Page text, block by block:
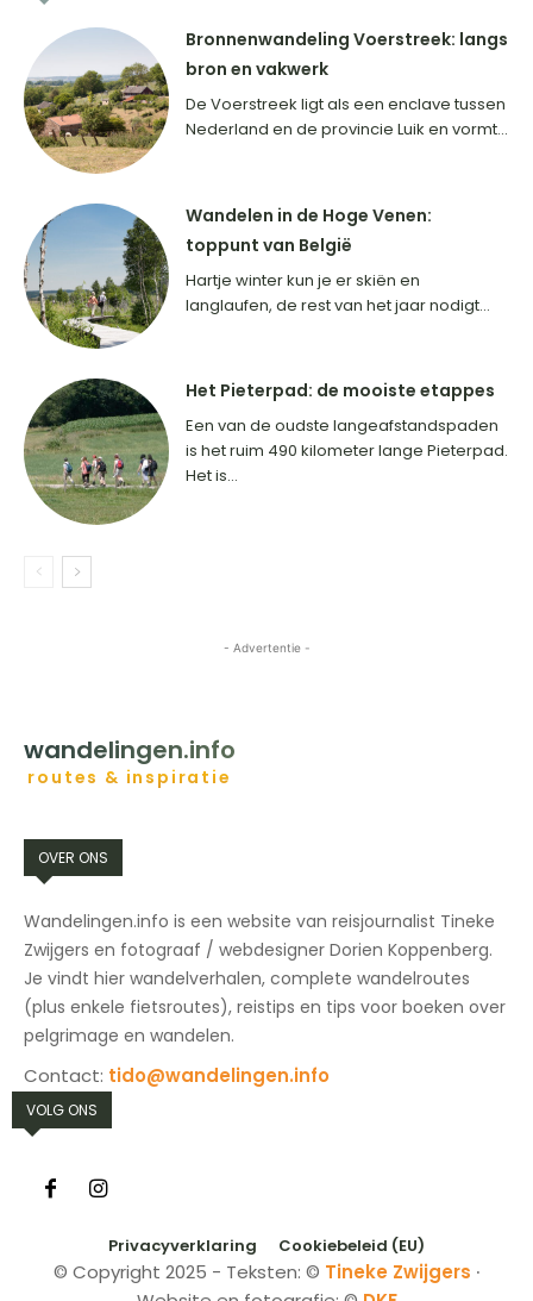
Bronnenwandeling Voerstreek: langs
bron en vakwerk
De Voerstreek ligt als een enclave tussen
Nederland en de provincie Luik en vormt...
Wandelen in de Hoge Venen:
toppunt van België
Hartje winter kun je er skiën en
langlaufen, de rest van het jaar nodigt...
Het Pieterpad: de mooiste etappes
Een van de oudste langeafstandspaden
is het ruim 490 kilometer lange Pieterpad.
Het is...
- Advertentie -
wandelingen.info
routes & inspiratie
OVER ONS
Wandelingen.info is een website van reisjournalist Tineke
Zwijgers en fotograaf / webdesigner Dorien Koppenberg.
Je vindt hier wandelverhalen, complete wandelroutes
(plus enkele fietsroutes), reistips en tips voor boeken over
pelgrimage en wandelen.
Contact: tido@wandelingen.info
VOLG ONS
Privacyverklaring Cookiebeleid (EU)
© Copyright 2025 - Teksten: © Tineke Zwijgers ∙